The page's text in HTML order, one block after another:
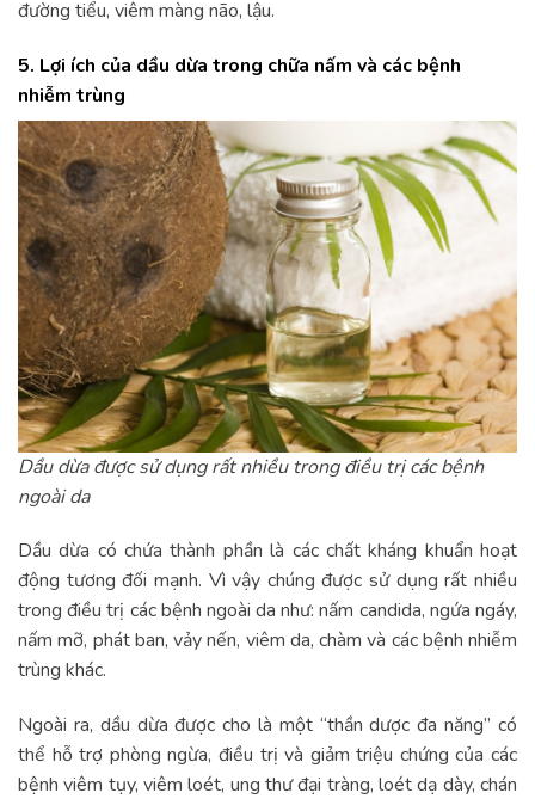
đường tiểu, viêm màng não, lậu.
5. Lợi ích của dầu dừa trong chữa nấm và các bệnh
nhiễm trùng
Dầu dừa được sử dụng rất nhiều trong điều trị các bệnh
ngoài da
Dầu dừa có chứa thành phần là các chất kháng khuẩn hoạt
động tương đối mạnh. Vì vậy chúng được sử dụng rất nhiều
trong điều trị các bệnh ngoài da như: nấm candida, ngứa ngáy,
nấm mỡ, phát ban, vảy nến, viêm da, chàm và các bệnh nhiễm
trùng khác.
Ngoài ra, dầu dừa được cho là một “thần dược đa năng” có
thể hỗ trợ phòng ngừa, điều trị và giảm triệu chứng của các
bệnh viêm tụy, viêm loét, ung thư đại tràng, loét dạ dày, chán